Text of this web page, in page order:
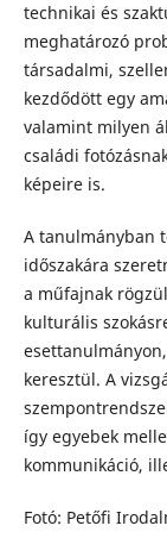
technikai és
meghatározó
társadalmi,
kezdődött egy
valamint milyen
családi
képeire is.
A tanulmányban
időszakára
a műfajnak
kulturális
keresztül. A
így egyebek
kommunikáció,
Fotó: Petőfi